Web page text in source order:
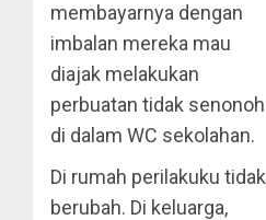
membayarnya dengan
imbalan mereka mau
diajak melakukan
perbuatan tidak senonoh
di dalam WC sekolahan.
Di rumah perilakuku tidak
berubah. Di keluarga,